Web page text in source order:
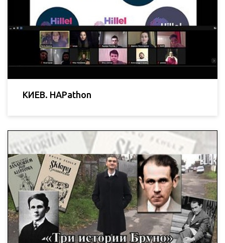
КИЕВ. HAPathon